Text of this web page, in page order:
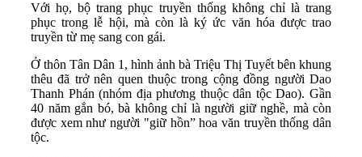
Với họ, bộ trang phục truyền thống không chỉ là trang
phục trong lễ hội, mà còn là ký ức văn hóa được trao
truyền từ mẹ sang con gái.
Ở thôn Tân Dân 1, hình ảnh bà Triệu Thị Tuyết bên khung
thêu đã trở nên quen thuộc trong cộng đồng người Dao
Thanh Phán (nhóm địa phương thuộc dân tộc Dao). Gần
40 năm gắn bó, bà không chỉ là người giữ nghề, mà còn
được xem như người "giữ hồn” hoa văn truyền thống dân
tộc.